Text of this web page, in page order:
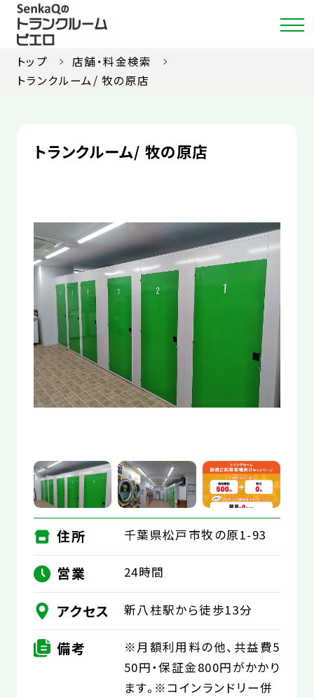
選ばれる理由
約款
お部屋紹介
お知らせ
お役立コラム
よくあるご質問
トップ
店舗・料金検索
トランクルーム/ 牧の原店
トランクルーム/ 牧の原店
住所 千葉県松戸市牧の原1-93
営業 24時間
アクセス 新八柱駅から徒歩13分
備考
※月額利用料の他、共益費5
50円・保証金800円がかかり
ます。※コインランドリー併